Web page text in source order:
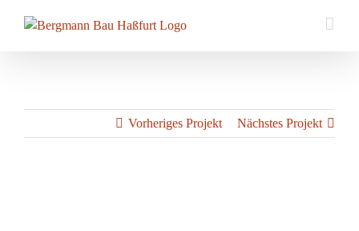
Inhalt
Vorheriges Projekt Nächstes Projekt